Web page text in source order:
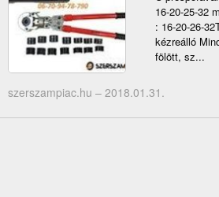
16-20-25-32
: 16-20-26-
kézreálló
fölött, sz...
szerszampiac.hu – 2018.01.31.